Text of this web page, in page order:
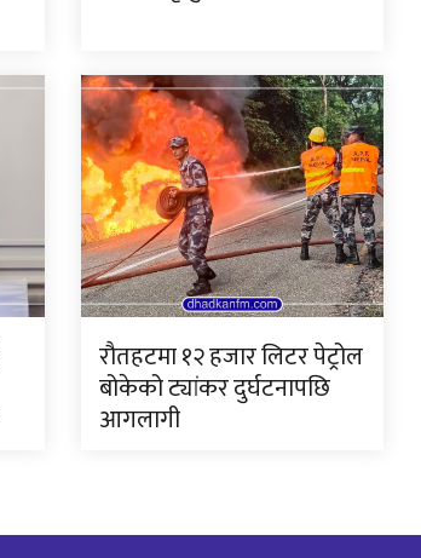
रौतहटमा १२ हजार लिटर पेट्रोल
बोकेको ट्यांकर दुर्घटनापछि
आगलागी